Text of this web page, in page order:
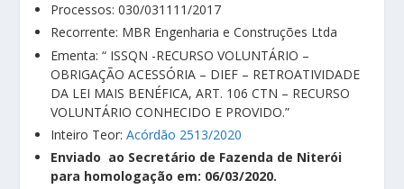
Processos: 030/031111/2017
Recorrente: MBR Engenharia e Construções Ltda
Ementa: “ ISSQN -RECURSO VOLUNTÁRIO –
OBRIGAÇÃO ACESSÓRIA – DIEF – RETROATIVIDADE
DA LEI MAIS BENÉFICA, ART. 106 CTN – RECURSO
VOLUNTÁRIO CONHECIDO E PROVIDO.”
Inteiro Teor:Acórdão 2513/2020
Enviado ao Secretário de Fazenda de Niterói
para homologação em: 06/03/2020.